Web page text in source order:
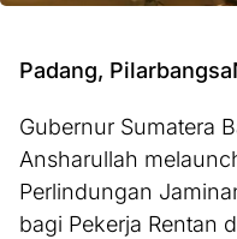
Padang,
Gubernur Sumatera
Ansharullah
Perlindungan
bagi Pekerja Rentan